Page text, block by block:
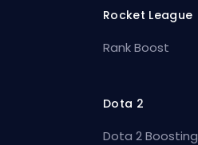
Rocket League
Rank Boost
Dota 2
Dota 2 Boosting